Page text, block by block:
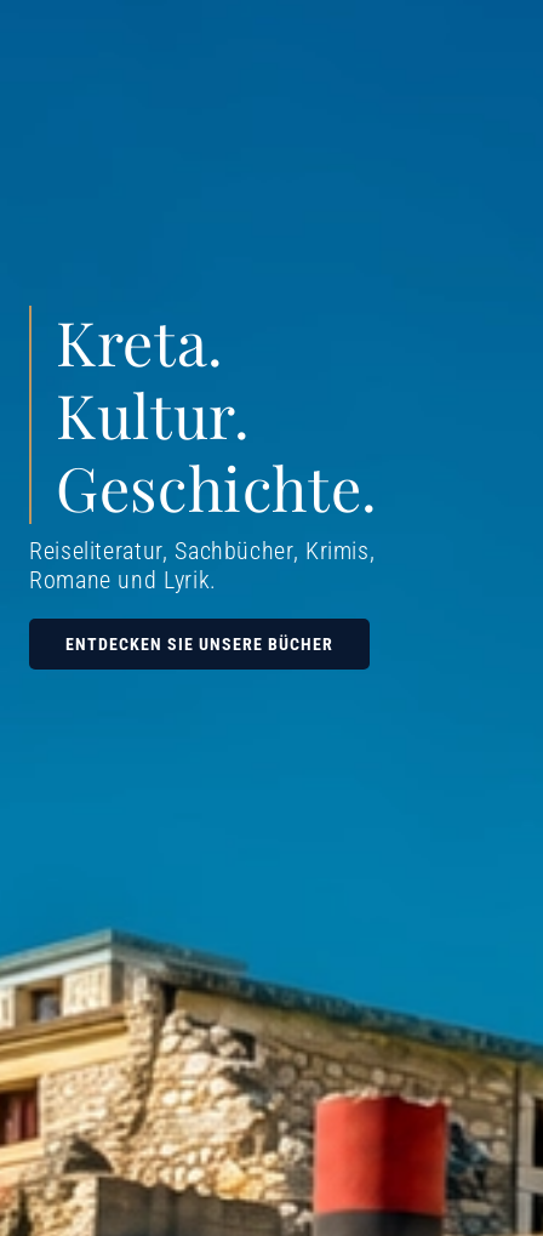
Kreta.
Kultur.
Geschichte.
Reiseliteratur, Sachbücher, Krimis,
Romane und Lyrik.
ENTDECKEN SIE UNSERE BÜCHER